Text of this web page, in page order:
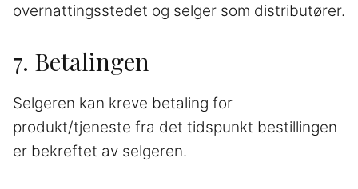
overnattingsstedet og selger som distributører.
7. Betalingen
Selgeren kan kreve betaling for
produkt/tjeneste fra det tidspunkt bestillingen
er bekreftet av selgeren.